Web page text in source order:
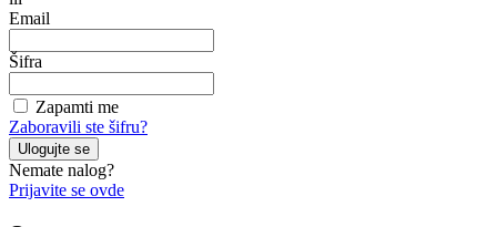
Email
Šifra
Zapamti me
Zaboravili ste šifru?
Ulogujte se
Nemate nalog?
Prijavite se ovde